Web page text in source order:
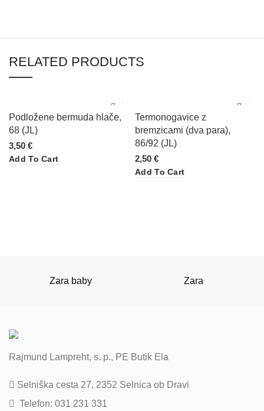
RELATED PRODUCTS
Podložene bermuda hlače,
68 (JL)
3,50 €
Add To Cart
Termonogavice z
bremzicami (dva para),
86/92 (JL)
2,50 €
Add To Cart
Zara baby Zara
Rajmund Lampreht, s. p., PE Butik Ela
Selniška cesta 27, 2352 Selnica ob Dravi
Telefon: 031 231 331